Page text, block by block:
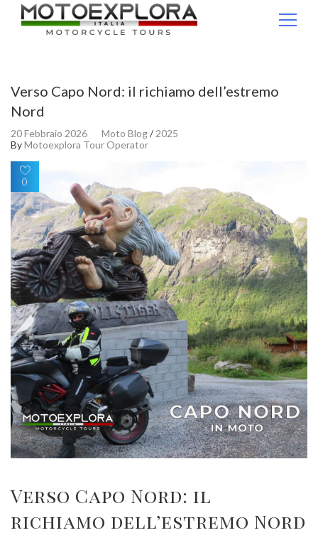
Verso Capo Nord: il richiamo dell’estremo
Nord
20 Febbraio 2026 Moto Blog/2025
ByMotoexplora Tour Operator
0
Verso Capo Nord: il
richiamo dell’estremo Nord